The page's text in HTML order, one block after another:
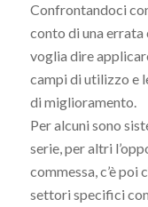
Confrontandoci
conto di una errata
voglia dire
campi di utilizzo e
di miglioramento.
Per alcuni sono
serie, per altri
commessa, c’è poi
settori specifici